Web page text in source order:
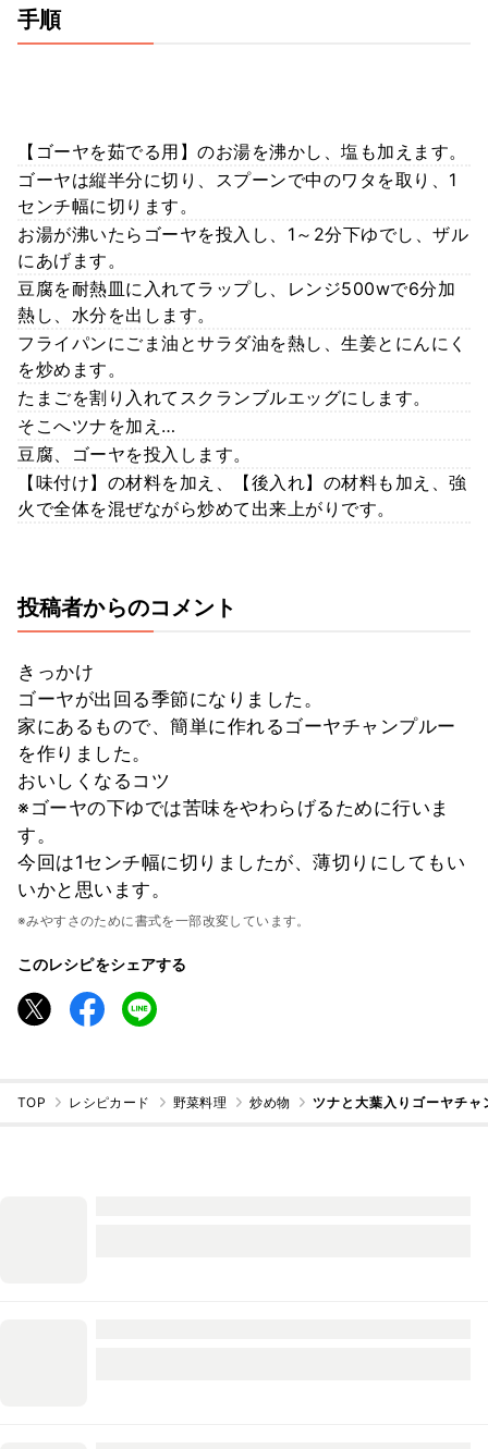
手順
【ゴーヤを茹でる用】のお湯を沸かし、塩も加えます。
ゴーヤは縦半分に切り、スプーンで中のワタを取り、1
センチ幅に切ります。
お湯が沸いたらゴーヤを投入し、1～2分下ゆでし、ザル
にあげます。
豆腐を耐熱皿に入れてラップし、レンジ500wで6分加
熱し、水分を出します。
フライパンにごま油とサラダ油を熱し、生姜とにんにく
を炒めます。
たまごを割り入れてスクランブルエッグにします。
そこへツナを加え…
豆腐、ゴーヤを投入します。
【味付け】の材料を加え、【後入れ】の材料も加え、強
火で全体を混ぜながら炒めて出来上がりです。
投稿者からのコメント
きっかけ
ゴーヤが出回る季節になりました。
家にあるもので、簡単に作れるゴーヤチャンプルー
を作りました。
おいしくなるコツ
※ゴーヤの下ゆでは苦味をやわらげるために行いま
す。
今回は1センチ幅に切りましたが、薄切りにしてもい
いかと思います。
※みやすさのために書式を一部改変しています。
このレシピをシェアする
TOP レシピカード 野菜料理 炒め物 ツナと大葉入りゴーヤチ